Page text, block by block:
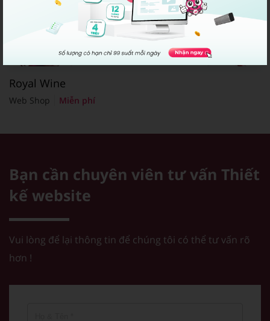
Royal Wine
Web Shop Miễn phí
Bạn cần chuyên viên tư vấn Thiết
kế website
Vui lòng để lại thông tin để chúng tôi có thể tư vấn rõ
hơn !